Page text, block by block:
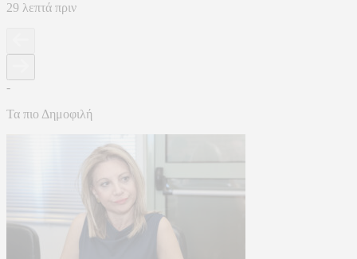
29 λεπτά πριν
-
Τα πιο Δημοφιλή